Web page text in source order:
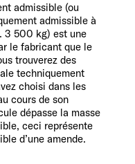
admissible (ou
admissible à
3 500 kg) est une
le fabricant que le
trouverez des
techniquement
choisi dans les
cours de son
dépasse la masse
ceci représente
d’une amende.